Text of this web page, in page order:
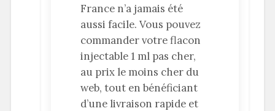
France n’a jamais été
aussi facile. Vous pouvez
commander votre flacon
injectable 1 ml pas cher,
au prix le moins cher du
web, tout en bénéficiant
d’une livraison rapide et